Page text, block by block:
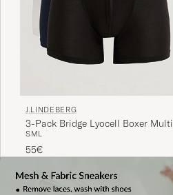
J.LINDEBERG
3-Pack Bridge Lyocell Boxer Multi
SML
55€